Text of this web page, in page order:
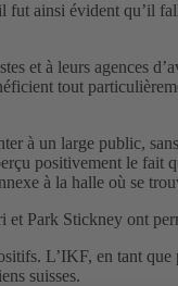
ainsi évident qu’il
et à leurs agences
tout
à un large public,
positivement le
à la halle où se
Stickney ont
L’IKF, en tant
suisses.